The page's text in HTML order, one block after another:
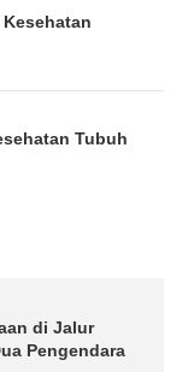
Tubuh
di Jalur
Pengendara